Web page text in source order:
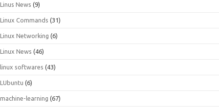
Linus News (9)
Linux Commands (31)
Linux Networking (6)
Linux News (46)
linux softwares (43)
LUbuntu (6)
machine-learning (67)